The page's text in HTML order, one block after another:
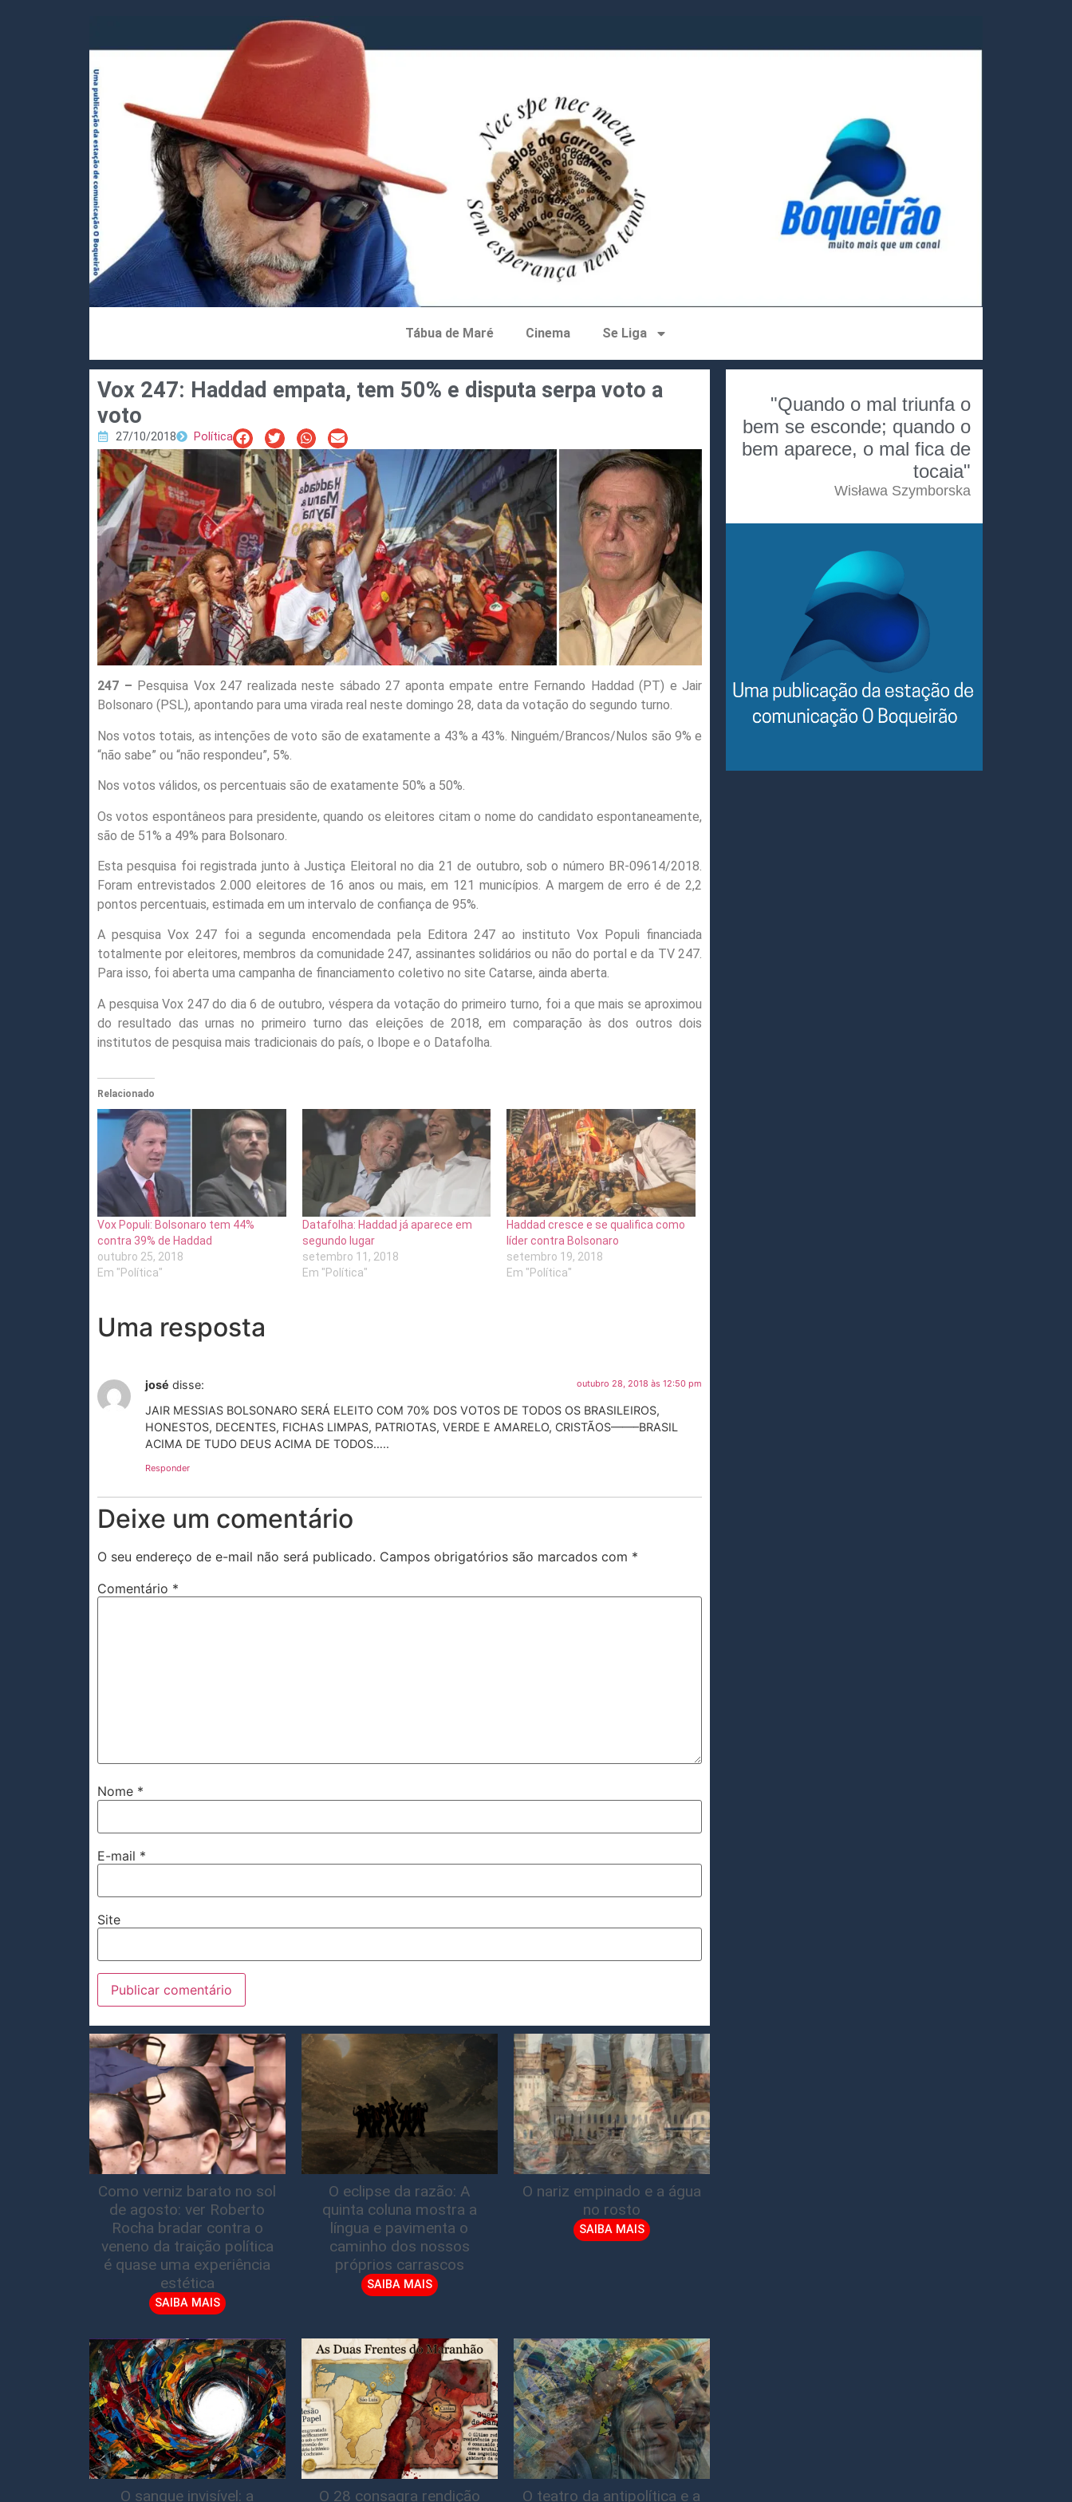
Tábua de Maré Cinema Se Liga
Vox 247: Haddad empata, tem 50% e disputa serpa voto a
voto
27/10/2018 Política
247 – Pesquisa Vox 247 realizada neste sábado 27 aponta empate entre Fernando Haddad (PT) e Jair
Bolsonaro (PSL), apontando para uma virada real neste domingo 28, data da votação do segundo turno.
Nos votos totais, as intenções de voto são de exatamente a 43% a 43%. Ninguém/Brancos/Nulos são 9% e
“não sabe” ou “não respondeu”, 5%.
Nos votos válidos, os percentuais são de exatamente 50% a 50%.
Os votos espontâneos para presidente, quando os eleitores citam o nome do candidato espontaneamente,
são de 51% a 49% para Bolsonaro.
Esta pesquisa foi registrada junto à Justiça Eleitoral no dia 21 de outubro, sob o número BR-09614/2018.
Foram entrevistados 2.000 eleitores de 16 anos ou mais, em 121 municípios. A margem de erro é de 2,2
pontos percentuais, estimada em um intervalo de confiança de 95%.
A pesquisa Vox 247 foi a segunda encomendada pela Editora 247 ao instituto Vox Populi financiada
totalmente por eleitores, membros da comunidade 247, assinantes solidários ou não do portal e da TV 247.
Para isso, foi aberta uma campanha de financiamento coletivo no site Catarse, ainda aberta.
A pesquisa Vox 247 do dia 6 de outubro, véspera da votação do primeiro turno, foi a que mais se aproximou
do resultado das urnas no primeiro turno das eleições de 2018, em comparação às dos outros dois
institutos de pesquisa mais tradicionais do país, o Ibope e o Datafolha.
Relacionado
Vox Populi: Bolsonaro tem 44%
contra 39% de Haddad
outubro 25, 2018
Em "Política"
Datafolha: Haddad já aparece em
segundo lugar
setembro 11, 2018
Em "Política"
Haddad cresce e se qualifica como
líder contra Bolsonaro
setembro 19, 2018
Em "Política"
Uma resposta
josé disse: outubro 28, 2018 às 12:50 pm
JAIR MESSIAS BOLSONARO SERÁ ELEITO COM 70% DOS VOTOS DE TODOS OS BRASILEIROS,
HONESTOS, DECENTES, FICHAS LIMPAS, PATRIOTAS, VERDE E AMARELO, CRISTÃOS——–BRASIL
ACIMA DE TUDO DEUS ACIMA DE TODOS…..
Responder
Deixe um comentário
O seu endereço de e-mail não será publicado. Campos obrigatórios são marcados com *
Comentário *
Nome *
E-mail *
Site
Como verniz barato no sol
de agosto: ver Roberto
Rocha bradar contra o
veneno da traição política
é quase uma experiência
estética
SAIBA MAIS
O eclipse da razão: A
quinta coluna mostra a
língua e pavimenta o
caminho dos nossos
próprios carrascos
SAIBA MAIS
O nariz empinado e a água
no rosto
SAIBA MAIS
O sangue invisível: a O 28 consagra rendição O teatro da antipolítica e a
"Quando o mal triunfa o
bem se esconde; quando o
bem aparece, o mal fica de
tocaia"
Wisława Szymborska